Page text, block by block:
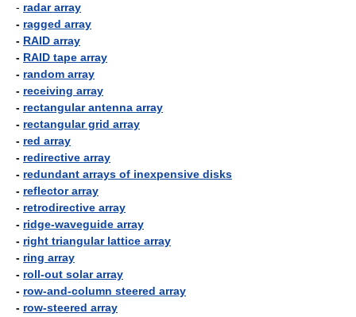
- radar array
- ragged array
- RAID array
- RAID tape array
- random array
- receiving array
- rectangular antenna array
- rectangular grid array
- red array
- redirective array
- redundant arrays of inexpensive disks
- reflector array
- retrodirective array
- ridge-waveguide array
- right triangular lattice array
- ring array
- roll-out solar array
- row-and-column steered array
- row-steered array